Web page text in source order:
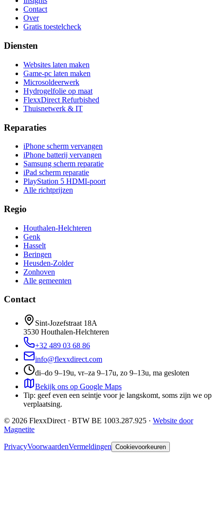
Contact
Over
Gratis toestelcheck
Diensten
Websites laten maken
Game-pc laten maken
Microsoldeerwerk
Hydrogelfolie op maat
FlexxDirect Refurbished
Thuisnetwerk & IT
Reparaties
iPhone scherm vervangen
iPhone batterij vervangen
Samsung scherm reparatie
iPad scherm reparatie
PlayStation 5 HDMI-poort
Alle richtprijzen
Regio
Houthalen-Helchteren
Genk
Hasselt
Beringen
Heusden-Zolder
Zonhoven
Alle gemeenten
Contact
Sint-Jozefstraat 18A
3530 Houthalen-Helchteren
+32 489 03 68 86
info@flexxdirect.com
di–do 9–19u, vr–za 9–17u, zo 9–13u, ma gesloten
Bekijk ons op Google Maps
Tip: geef even een seintje voor je langskomt, soms zijn we op
verplaatsing.
© 2026 FlexxDirect · BTW BE 1003.287.925 · Website door
Magnetite
PrivacyVoorwaardenVermeldingen Cookievoorkeuren